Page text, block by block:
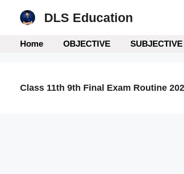
DLS Education
Home OBJECTIVE SUBJECTIVE
Class 11th 9th Final Exam Routine